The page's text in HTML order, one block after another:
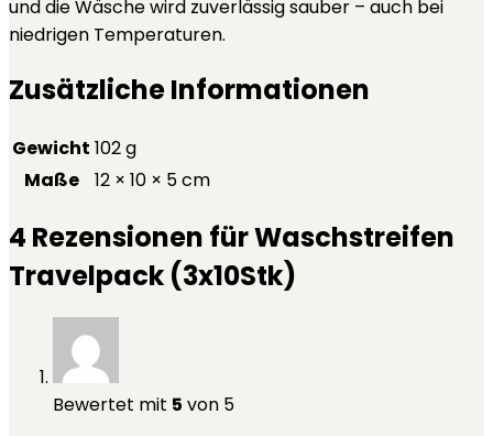
und die Wäsche wird zuverlässig sauber – auch bei
niedrigen Temperaturen.
Zusätzliche Informationen
Gewicht 102 g
Maße
12 × 10 × 5 cm
4 Rezensionen fürWaschstreifen
Travelpack (3x10Stk)
Bewertet mit 5 von 5